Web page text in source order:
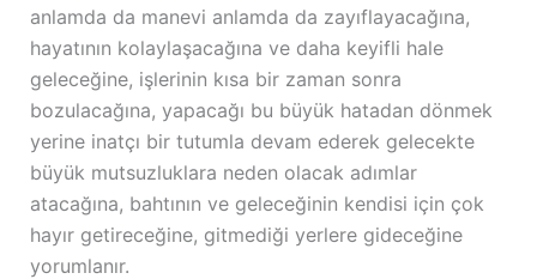
anlamda da manevi anlamda da zayıflayacağına,
hayatının kolaylaşacağına ve daha keyifli hale
geleceğine, işlerinin kısa bir zaman sonra
bozulacağına, yapacağı bu büyük hatadan dönmek
yerine inatçı bir tutumla devam ederek gelecekte
büyük mutsuzluklara neden olacak adımlar
atacağına, bahtının ve geleceğinin kendisi için çok
hayır getireceğine, gitmediği yerlere gideceğine
yorumlanır.